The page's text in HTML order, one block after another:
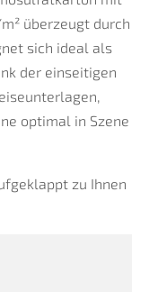
überzeugt durch
sich ideal als
der einseitigen
optimal in Szene
zu Ihnen